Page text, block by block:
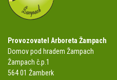
Provozovatel Arboreta Žampach
Domov pod hradem Žampach
Žampach č.p.1
564 01 Žamberk